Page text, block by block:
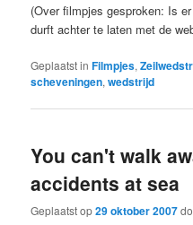
(Over filmpjes gesproken: Is
durft achter te laten met de
Geplaatst in Filmpjes,
scheveningen,wedstrijd
You can't walk
accidents at sea
Geplaatst op29 oktober 2007